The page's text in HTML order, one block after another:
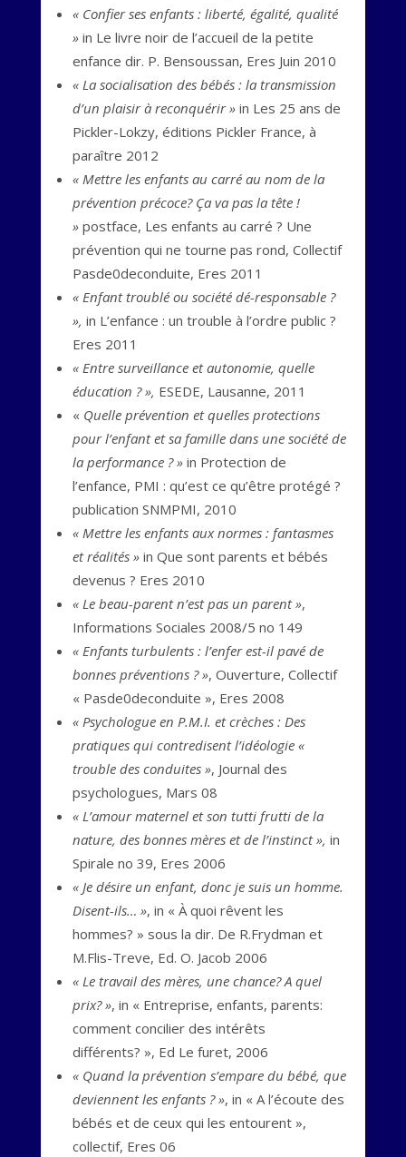
« Confier ses enfants : liberté, égalité, qualité
»in Le livre noir de l’accueil de la petite
enfance dir. P. Bensoussan, Eres Juin 2010
« La socialisation des bébés : la transmission
d’un plaisir à reconquérir »in Les 25 ans de
Pickler-Lokzy, éditions Pickler France, à
paraître 2012
« Mettre les enfants au carré au nom de la
prévention précoce? Ça va pas la tête !
» postface, Les enfants au carré ? Une
prévention qui ne tourne pas rond, Collectif
Pasde0deconduite, Eres 2011
« Enfant troublé ou société dé-responsable ?
», in L’enfance : un trouble à l’ordre public ?
Eres 2011
« Entre surveillance et autonomie, quelle
éducation ? », ESEDE, Lausanne, 2011
« Quelle prévention et quelles protections
pour l’enfant et sa famille dans une société de
la performance ? »in Protection de
l’enfance, PMI : qu’est ce qu’être protégé ?
publication SNMPMI, 2010
« Mettre les enfants aux normes : fantasmes
et réalités »in Que sont parents et bébés
devenus ? Eres 2010
« Le beau-parent n’est pas un parent »,
Informations Sociales 2008/5 no 149
« Enfants turbulents : l’enfer est-il pavé de
bonnes préventions ? », Ouverture, Collectif
« Pasde0deconduite », Eres 2008
« Psychologue en P.M.I. et crèches : Des
pratiques qui contredisent l’idéologie «
trouble des conduites », Journal des
psychologues, Mars 08
« L’amour maternel et son tutti frutti de la
nature, des bonnes mères et de l’instinct », in
Spirale no 39, Eres 2006
« Je désire un enfant, donc je suis un homme.
Disent-ils… », in « À quoi rêvent les
hommes? » sous la dir. De R.Frydman et
M.Flis-Treve, Ed. O. Jacob 2006
« Le travail des mères, une chance? A quel
prix? », in « Entreprise, enfants, parents:
comment concilier des intérêts
différents? », Ed Le furet, 2006
« Quand la prévention s’empare du bébé, que
deviennent les enfants ? », in « A l’écoute des
bébés et de ceux qui les entourent »,
collectif, Eres 06